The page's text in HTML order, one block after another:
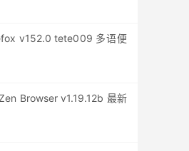
v152.0 tete009 多语便
Browser v1.19.12b 最新